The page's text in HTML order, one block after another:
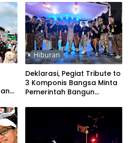
Hiburan
Deklarasi, Pegiat Tribute to
3 Komponis Bangsa Minta
Pemerintah Bangun
Kebangsaan